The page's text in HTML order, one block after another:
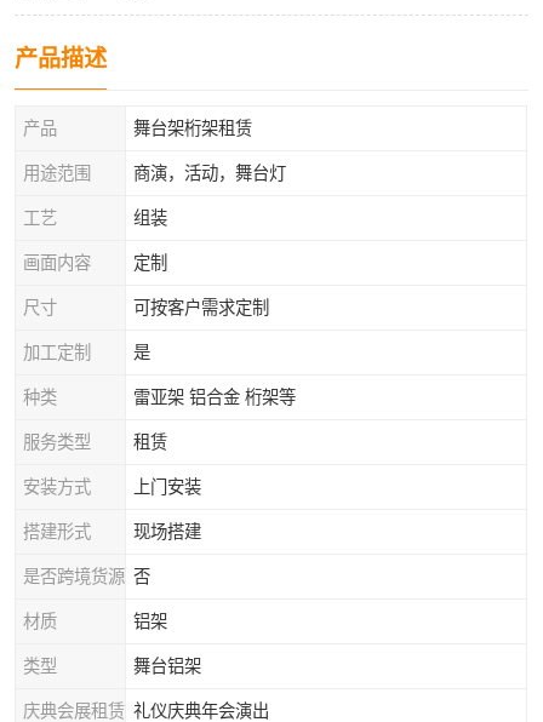
产品描述
产品 舞台架桁架租赁
用途范围 商演，活动，舞台灯
工艺 组装
画面内容 定制
尺寸 可按客户需求定制
加工定制 是
种类 雷亚架 铝合金 桁架等
服务类型 租赁
安装方式 上门安装
搭建形式 现场搭建
是否跨境货源 否
材质 铝架
类型 舞台铝架
庆典会展租赁 礼仪庆典年会演出